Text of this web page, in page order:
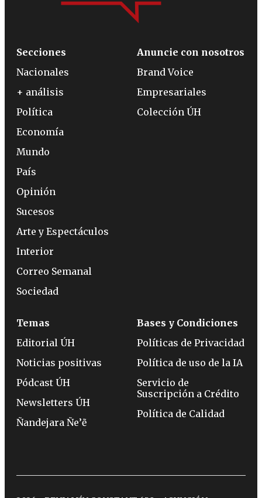
Secciones
Nacionales
+ análisis
Política
Economía
Mundo
País
Opinión
Sucesos
Arte y Espectáculos
Interior
Correo Semanal
Sociedad
Anuncie con nosotros
Brand Voice
Empresariales
Colección ÚH
Temas
Editorial ÚH
Noticias positivas
Pódcast ÚH
Newsletters ÚH
Ñandejara Ñe’ẽ
Bases y Condiciones
Políticas de Privacidad
Política de uso de la IA
Servicio de
Suscripción a Crédito
Política de Calidad